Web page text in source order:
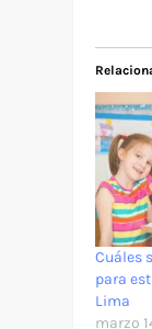
Cuáles
para
Lima
marzo